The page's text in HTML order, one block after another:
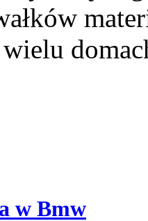
w Bmw